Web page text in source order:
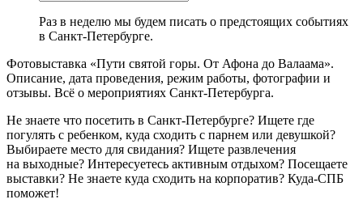
Раз в неделю мы будем писать о предстоящих событиях
в Санкт-Петербурге.
Фотовыставка «Пути святой горы. От Афона до Валаама».
Описание, дата проведения, режим работы, фотографии и
отзывы. Всё о мероприятиях Санкт-Петербурга.
Не знаете что посетить в Санкт-Петербурге? Ищете где
погулять с ребенком, куда сходить с парнем или девушкой?
Выбираете место для свидания? Ищете развлечения
на выходные? Интересуетесь активным отдыхом? Посещаете
выставки? Не знаете куда сходить на корпоратив? Куда-СПБ
поможет!